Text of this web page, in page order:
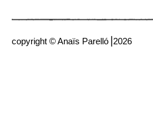
copyright © Anaïs Parelló⎟2026